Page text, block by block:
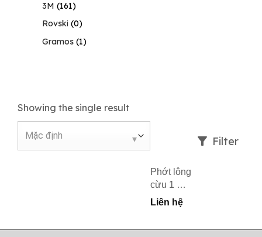
3M (161)
Rovski (0)
Gramos (1)
Filter
Showing the single result
Phớt lông
cừu 1 mặt
3M™
Liên hệ